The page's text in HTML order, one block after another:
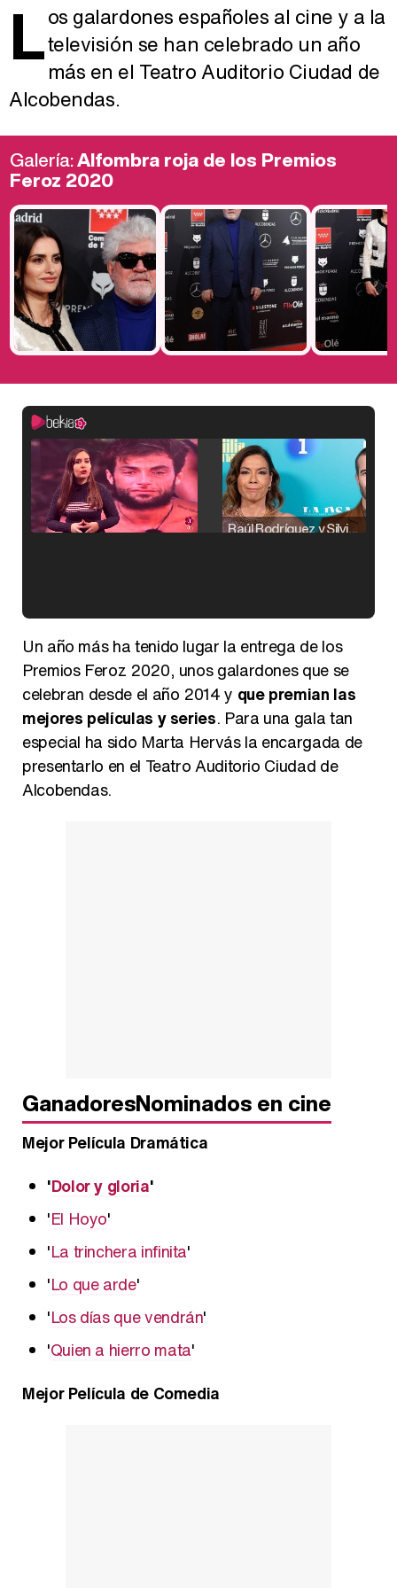
Los galardones españoles al cine y a la
televisión se han celebrado un año
más en el Teatro Auditorio Ciudad de
Alcobendas.
Galería:Alfombra roja de los Premios
Feroz 2020
Raúl Rodríguez y Silvia Taulés nos cuentan su papel en 'La familia de la tele'
Carlota Corredera y Javier de Hoyos: "La tele tiene que representar al público también y aquí están todos los perfiles posibles&quo;
Un año más ha tenido lugar la entrega de los
Premios Feroz 2020, unos galardones que se
celebran desde el año 2014 y que premian las
mejores películas y series. Para una gala tan
especial ha sido Marta Hervás la encargada de
presentarlo en el Teatro Auditorio Ciudad de
Alcobendas.
GanadoresNominados en cine
Mejor Película Dramática
'Dolor y gloria'
'El Hoyo'
'La trinchera infinita'
'Lo que arde'
'Los días que vendrán'
'Quien a hierro mata'
Mejor Película de Comedia